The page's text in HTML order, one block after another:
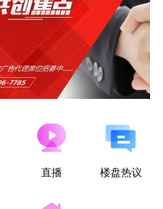
直播 楼盘热议